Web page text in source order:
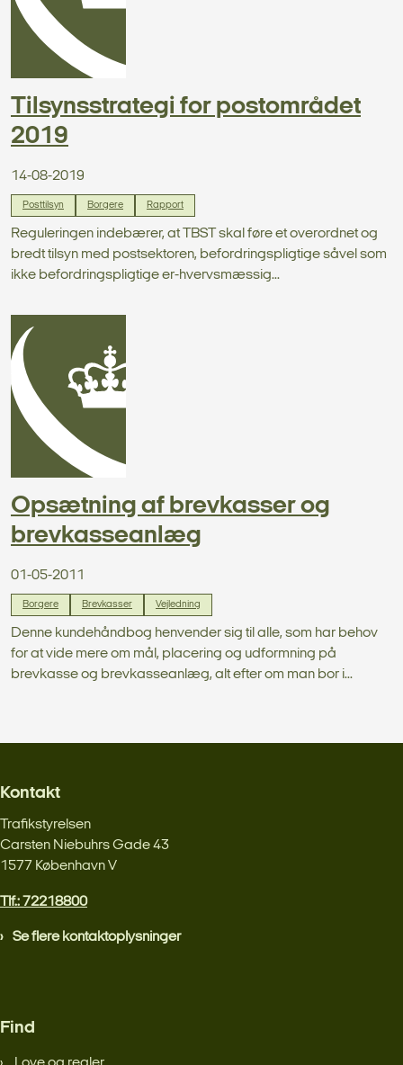
Tilsynsstrategi for postområdet
2019
14-08-2019
Posttilsyn Borgere Rapport
Reguleringen indebærer, at TBST skal føre et overordnet og
bredt tilsyn med postsektoren, befordringspligtige såvel som
ikke befordringspligtige er-hvervsmæssig...
Opsætning af brevkasser og
brevkasseanlæg
01-05-2011
Borgere Brevkasser Vejledning
Denne kundehåndbog henvender sig til alle, som har behov
for at vide mere om mål, placering og udformning på
brevkasse og brevkasseanlæg, alt efter om man bor i...
Kontakt
Trafikstyrelsen
Carsten Niebuhrs Gade 43
1577 København V
Tlf.: 72218800
Se flere kontaktoplysninger
Find